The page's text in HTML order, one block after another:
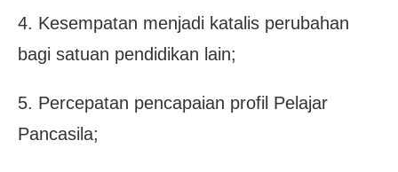
4. Kesempatan menjadi katalis perubahan
bagi satuan pendidikan lain;
5. Percepatan pencapaian profil Pelajar
Pancasila;